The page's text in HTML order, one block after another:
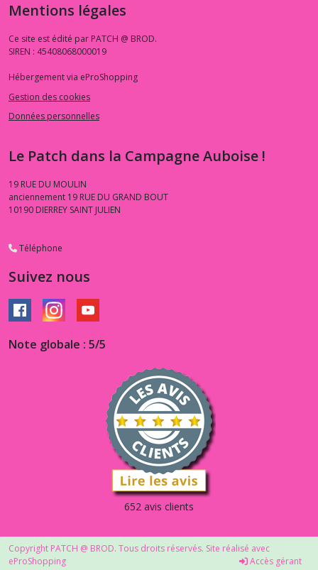
Mentions légales
Ce site est édité par PATCH @ BROD.
SIREN : 45408068000019
Hébergement via eProShopping
Gestion des cookies
Données personnelles
Le Patch dans la Campagne Auboise !
19 RUE DU MOULIN
anciennement 19 RUE DU GRAND BOUT
10190 DIERREY SAINT JULIEN
Téléphone
Suivez nous
Note globale : 5/5
652 avis clients
Copyright PATCH @ BROD. Tous droits réservés. Site réalisé avec
eProShopping
Accès gérant